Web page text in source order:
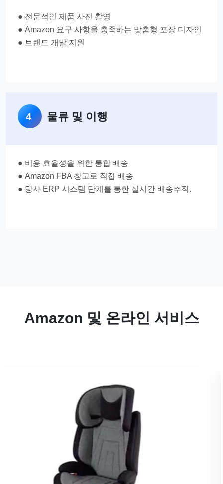
● 전문적인 제품 사진 촬영
● Amazon 요구 사항을 충족하는 맞춤형 포장 디자인
● 브랜드 개발 지원
4 물류 및 이행
● 비용 효율성을 위한 통합 배송
● Amazon FBA 창고로 직접 배송
● 당사 ERP 시스템 단계를 통한 실시간 배송추적.
Amazon 및 온라인 서비스